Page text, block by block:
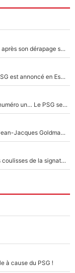
Incendies en Gironde - Nelson Monfort est attaqué après son dérapage sur CNews : «Et lui, il prend combien pour parler dans un studio climatisé?»
Ferran Torres a pris sa décision : Son transfert au PSG est annoncé en Espagne !
Suzuki recruté, Chevalier veut se battre, Safonov numéro un… Le PSG se lance encore dans un gros chantier pour le poste de gardien de but
Un documentaire avec Zinedine Zidane : Comme Jean-Jacques Goldman et Mylène Farmer, le nouveau sélectionneur de l'équipe de France a recalé une journaliste très connue
Le PSG comme seule option après Barcelone ? Les coulisses de la signature historique de Lionel Messi sont révélées au grand jour !
à cause du PSG !